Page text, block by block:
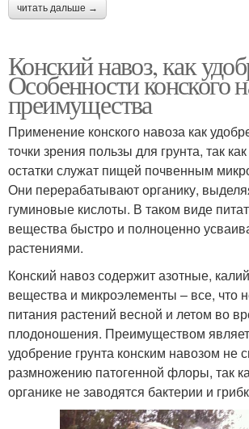
читать дальше →
Конский навоз, как
Особенности конского
преимущества
Применение конского навоза как
точки зрения пользы для грунта, так
остатки служат пищей почвенным
Они перерабатывают органику,
гуминовые кислоты. В таком виде
вещества быстро и полноценно
растениями.
Конский навоз содержит азотные,
вещества и микроэлементы – все, что
питания растений весной и летом во
плодоношения. Преимуществом
удобрение грунта конским навозом не
размножению патогенной флоры, так
органике не заводятся бактерии и